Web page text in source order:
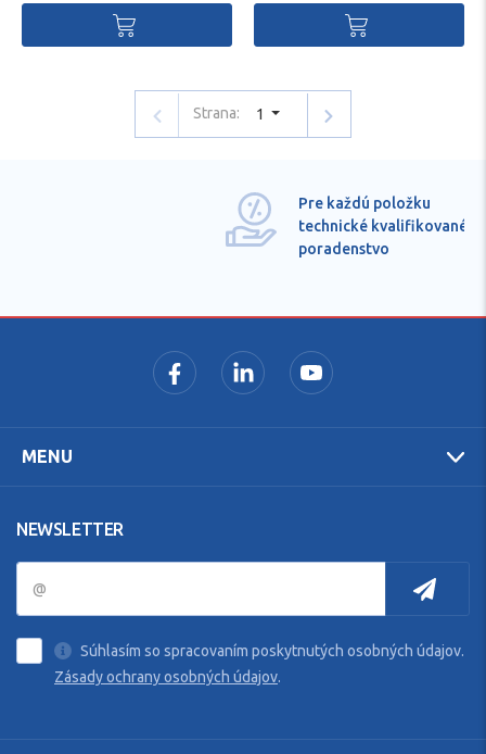
Strana: 1
Pre každú položku
technické kvalifikované
poradenstvo
MENU
NEWSLETTER
Súhlasím so spracovaním poskytnutých osobných údajov.
Zásady ochrany osobných údajov.